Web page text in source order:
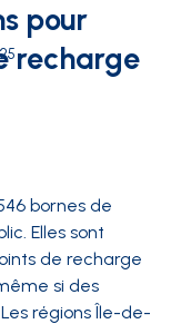
pour
recharge
bornes de
Elles sont
de recharge
si des
régions Île-de-